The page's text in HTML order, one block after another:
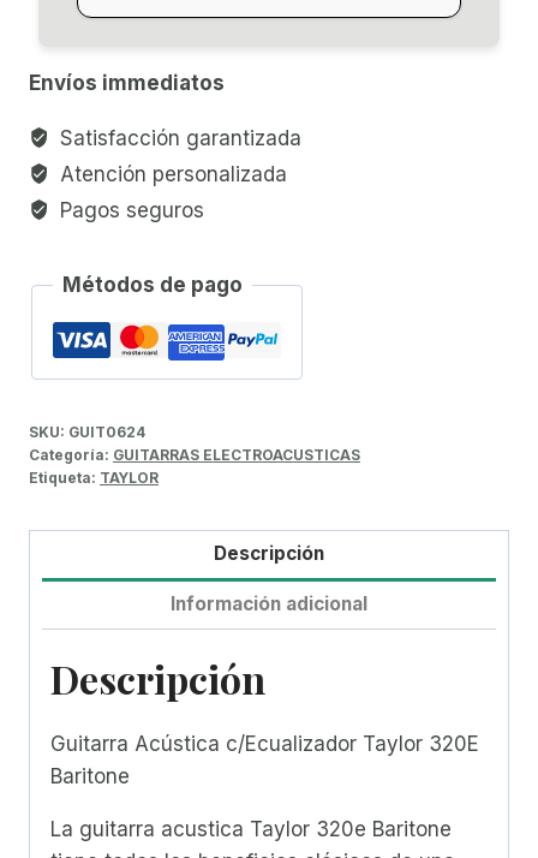
BARITONE
cantidad
Envíos immediatos
Satisfacción garantizada
Atención personalizada
Pagos seguros
Métodos de pago
SKU: GUIT0624
Categoría: GUITARRAS ELECTROACUSTICAS
Etiqueta: TAYLOR
Descripción
Información adicional
Descripción
Guitarra Acústica c/Ecualizador Taylor 320E
Baritone
La guitarra acustica Taylor 320e Baritone